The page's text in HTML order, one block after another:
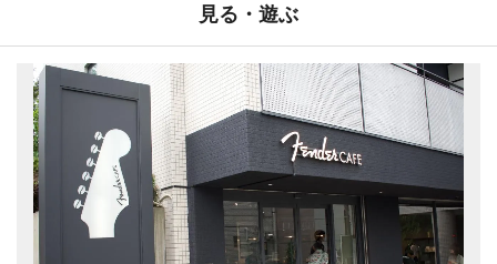
見る・遊ぶ